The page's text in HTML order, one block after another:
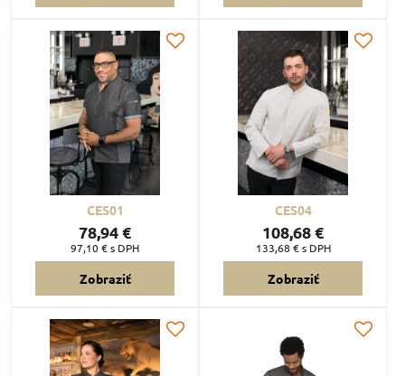
CES01
78,94 €
97,10 €s DPH
Zobraziť
CES04
108,68 €
133,68 €s DPH
Zobraziť